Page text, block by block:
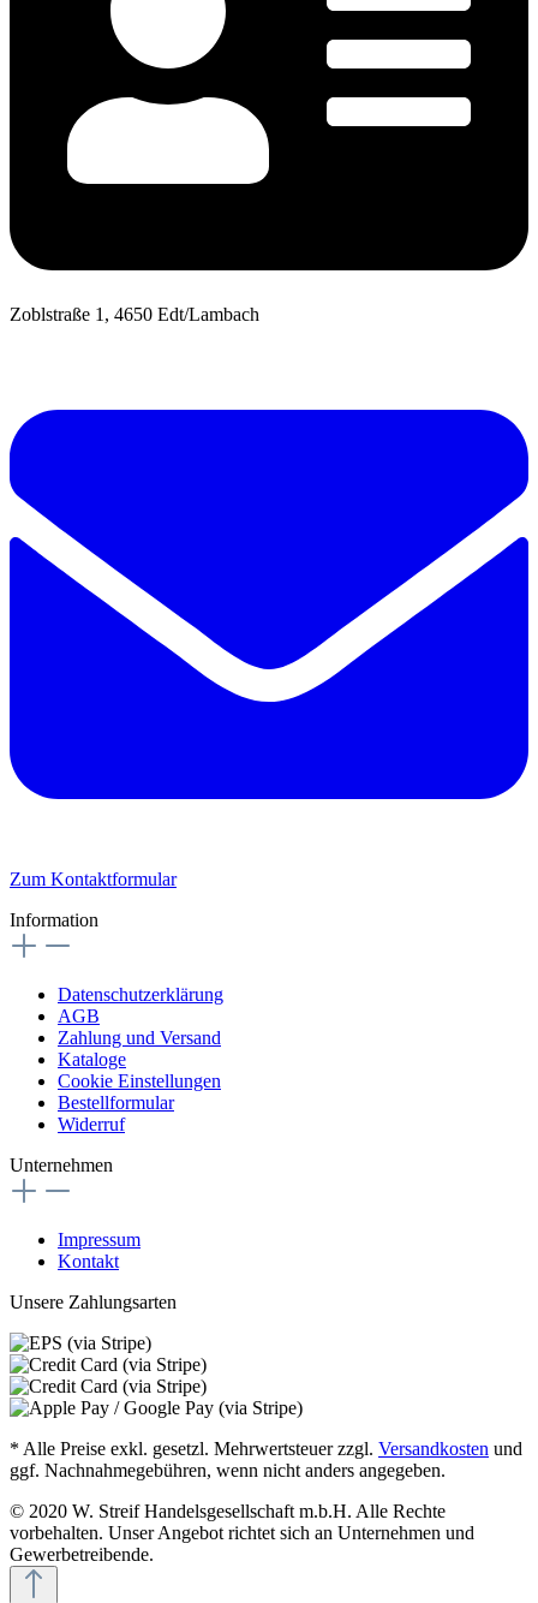
Zoblstraße 1, 4650 Edt/Lambach
Zum Kontaktformular
Information
Datenschutzerklärung
AGB
Zahlung und Versand
Kataloge
Cookie Einstellungen
Bestellformular
Widerruf
Unternehmen
Impressum
Kontakt
Unsere Zahlungsarten
* Alle Preise exkl. gesetzl. Mehrwertsteuer zzgl. Versandkosten und
ggf. Nachnahmegebühren, wenn nicht anders angegeben.
© 2020 W. Streif Handelsgesellschaft m.b.H. Alle Rechte
vorbehalten. Unser Angebot richtet sich an Unternehmen und
Gewerbetreibende.